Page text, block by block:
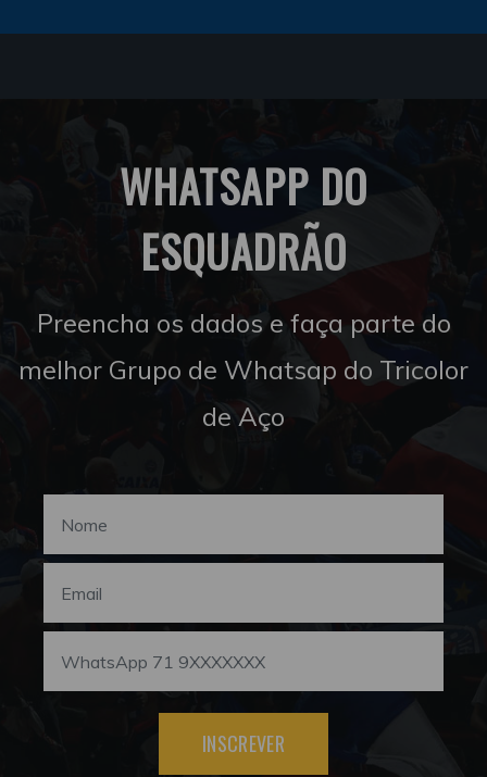
WHATSAPP DO
ESQUADRÃO
Preencha os dados e faça parte do
melhor Grupo de Whatsap do Tricolor
de Aço
INSCREVER